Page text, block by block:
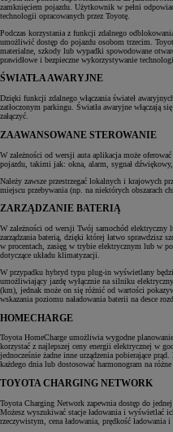
zamknięciem pojazdu. Użytkownik w pełni
technologii opracowanych przez Toyotę.
Podczas korzystania z funkcji zdalnego
umożliwić dostęp do pojazdu osobom trzecim.
materialne, szkody lub wypadki spowodowane
prawidłowe i bezpieczne wykorzystywanie
ŚWIATŁA AWARYJNE
Dzięki funkcji zdalnego włączania świateł
zatłoczonym parkingu. Światła awaryjne włączają
załączyć.
ZAAWANSOWANE STEROWANIE
W zależności od wersji auta aplikacja może
pojazdu, takimi jak: okna, alarm, sygnał
Należy zawsze przestrzegać lokalnych i krajowych
miejscu przebywania (np. na niektórych obszarach
ZARZĄDZANIE BATERIĄ
W zależności od wersji Twój samochód
zarządzania baterią, dzięki której łatwo sprawdzisz
w procentach, zasięg w trybie elektrycznym lub w
dotyczące układu klimatyzacji.
W przypadku hybryd typu plug-in wyświetlany
umożliwiający jazdę wyłącznie na silniku
(km), jednak może on się różnić od wartości
wskazania poziomu naładowania baterii na desce
HOMECHARGE
Toyota HomeCharge umożliwia wygodne
korzystać z najlepszej ceny energii elektrycznej w
jednocześnie żadne inne urządzenia pobierające
każdego dnia lub dostosować harmonogram na
TOYOTA CHARGING NETWORK
Toyota Charging Network zapewnia dostęp do
Możesz wyszukiwać stacje ładowania i wyświetlać
rzeczywistym, cena ładowania, prędkość ładowania